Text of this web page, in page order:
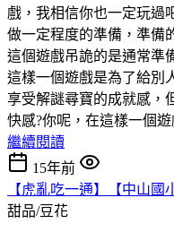
戲，我相信你也一定玩過
做一定程度的準備，準備
這個遊戲吊詭的是通常準
這樣一個遊戲是為了給別
享受解謎尋寶的成就感，
快感?你呢，在這樣一個
繼續閱讀
15年前
【虎亂吃一通】【中山國
甜品/豆花